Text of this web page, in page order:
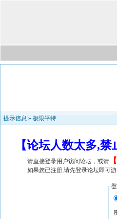
提示信息 » 极限平特
【论坛人数太多,
请直接登录用户访问论坛，或请 【
如果您已注册,请先登录论坛即可